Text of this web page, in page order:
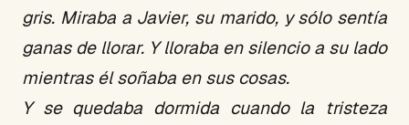
gris. Miraba a Javier, su marido, y sólo sentía
ganas de llorar. Y lloraba en silencio a su lado
mientras él soñaba en sus cosas.
Y se quedaba dormida cuando la tristeza